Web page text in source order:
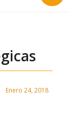
Enero 24, 2018